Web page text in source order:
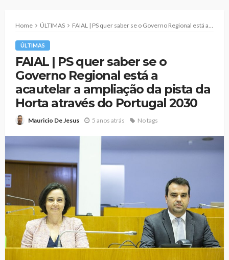
Home ÚLTIMAS FAIAL | PS quer saber se o Governo Regional está a acautelar a ampliação da pista da Horta através do Portugal 2030
ÚLTIMAS
FAIAL | PS quer saber se o
Governo Regional está a
acautelar a ampliação da pista da
Horta através do Portugal 2030
Mauricio De Jesus 5 anos atrás No tags